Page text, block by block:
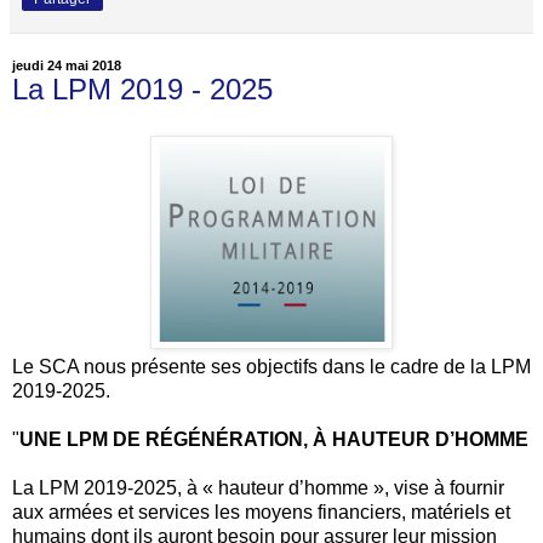
jeudi 24 mai 2018
La LPM 2019 - 2025
Le SCA nous présente ses objectifs dans le cadre de la LPM
2019-2025.
"UNE LPM DE RÉGÉNÉRATION, À HAUTEUR D’HOMME
La LPM 2019-2025, à « hauteur d’homme », vise à fournir
aux armées et services les moyens financiers, matériels et
humains dont ils auront besoin pour assurer leur mission